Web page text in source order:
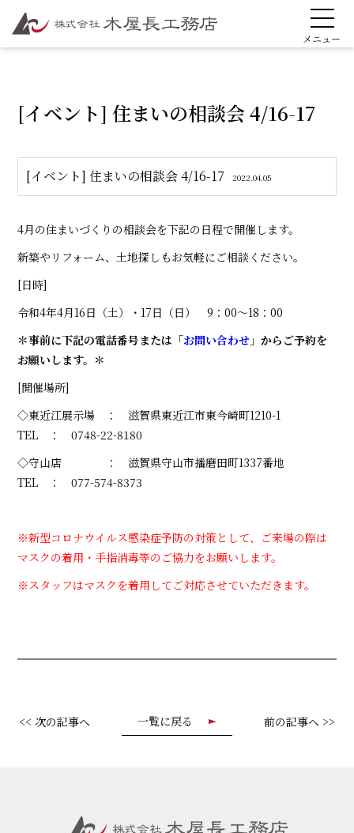
[イベント] 住まいの相談会 4/16-17
[イベント] 住まいの相談会 4/16-17 2022.04.05
4月の住まいづくりの相談会を下記の日程で開催します。
新築やリフォーム、土地探しもお気軽にご相談ください。
[日時]
令和4年4月16日（土）・17日（日） 9：00～18：00
＊事前に下記の電話番号または「お問い合わせ 」からご予約を
お願いします。＊
[開催場所]
◇東近江展示場 ： 滋賀県東近江市東今崎町1210-1
TEL ： 0748-22-8180
◇守山店 ： 滋賀県守山市播磨田町1337番地
TEL ： 077-574-8373
※新型コロナウイルス感染症予防の対策として、ご来場の際は
マスクの着用・手指消毒等のご協力をお願いします。
※スタッフはマスクを着用してご対応させていただきます。
<< 次の記事へ 一覧に戻る 前の記事へ >>